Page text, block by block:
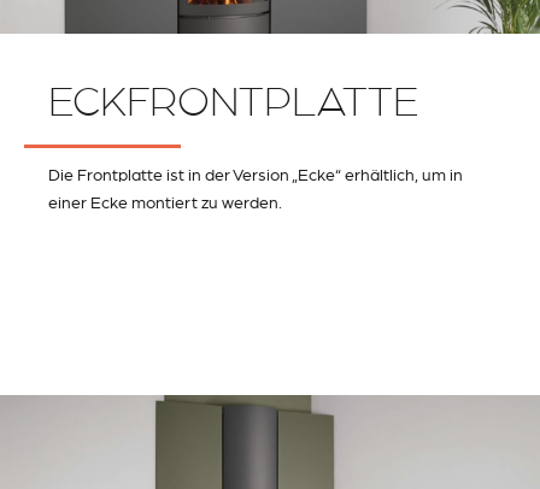
ECKFRONTPLATTE
Die Frontplatte ist in der Version „Ecke“ erhältlich, um in
einer Ecke montiert zu werden.